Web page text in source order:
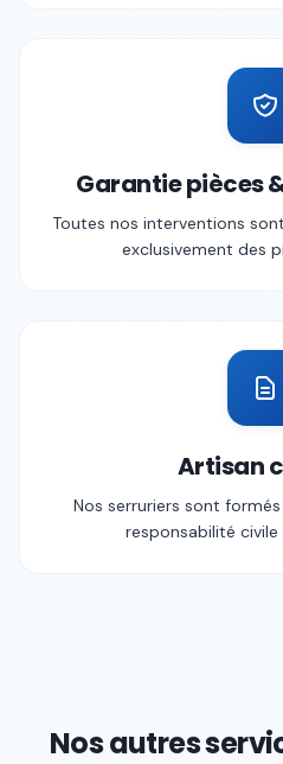
Garantie pièces
Toutes nos interventions
exclusivement des
Artisan
Nos serruriers sont
responsabilité
Nos autres